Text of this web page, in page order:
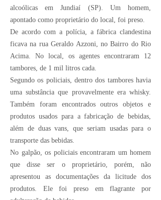
alcoólicas emJundiaí (SP) . Um homem,
apontado como proprietário do local, foi preso.
De acordo com a polícia, a fábrica clandestina
ficava na rua Geraldo Azzoni, no Bairro do Rio
Acima. No local, os agentes encontraram 12
tambores, de 1 mil litros cada.
Segundo os policiais, dentro dos tambores havia
uma substância que provavelmente era whisky.
Também foram encontrados outros objetos e
produtos usados para a fabricação de bebidas,
além de duas vans, que seriam usadas para o
transporte das bebidas.
No galpão, os policiais encontraram um homem
que disse ser o proprietário, porém, não
apresentou as documentações da licitude dos
produtos. Ele foi preso em flagrante por